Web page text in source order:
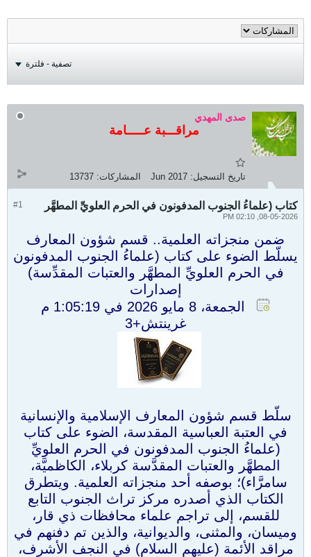
تصفية - فلترة
صدى المهدي
مراقـــبة عـــــامة
تاريخ التسجيل: Jun 2017 المشاركات: 13737
#1 كتاب (علماءُ الجنوب المدفونون في الحرم العلويِّ المطهَّر
08-05-2026, 02:10 PM
ضمن منجزاته العلمية.. قسم شؤون المعارف
يسلّط الضوء على كتاب (علماءُ الجنوب المدفونون
في الحرم العلويِّ المطهَّر والعتبات المقدِّسة)
إصدارات
الجمعة، 8 مايو 2026 في 1:05:19 م
غرينتش+3
سلّط قسم شؤون المعارف الإسلامية والإنسانية
في العتبة العباسية المقدسة، الضوء على كتاب
(علماءُ الجنوب المدفونون في الحرم العلويِّ
المطهَّر والعتبات المقدَّسة كربلاء، الكاظميَّة،
سامرَّاء)؛ بوصفه أحد منجزاته العلمية. ويتطرق
الكتاب الذي أصدره مركز تراث الجنوب التابع
للقسم، إلى تراجم علماء محافظات ذي قار،
وميسان، والمثنى، والديوانية، والذين تم دفنهم في
مراقد الأئمة (عليهم السلام) في النجف الأشرف،